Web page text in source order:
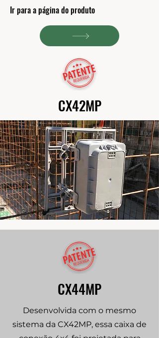
Ir para a página do produto
CX42MP
CX44MP
Desenvolvida com o mesmo
sistema da CX42MP, essa caixa de